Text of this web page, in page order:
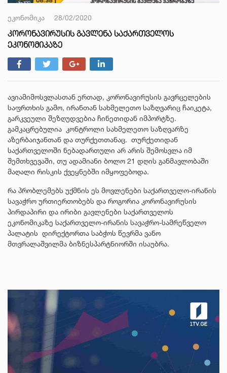
ეკონომიკა 28/02/2020
ᲙᲝᲠᲝᲜᲐᲕᲘᲠᲣᲡᲘᲡ ᲒᲐᲕᲚᲔᲜᲐ ᲡᲐᲥᲐᲠᲗᲕᲔᲚᲝᲡ
ᲔᲙᲝᲜᲝᲛᲘᲙᲐᲖᲔ
ავიამიმოსვლასთან ერთად, კორონავირუსის გავრცელების
საფრთხის გამო, ირანთან სახმელეთო საზღვარიც ჩაიკეტა,
გარკვეული შეზღუდვებია ჩინეთიდან იმპორტზე.
გამკაცრებულია კონტროლი სახმელეთო საზღვარზე
აზერბაიჯანთან და თურქეთთანაც. თურქეთიდან
საქართველოში ნებადართული არ არის შემოსვლა იმ
შემთხვევაში, თუ ადამიანი ბოლო 21 დღის განმავლობაში
მაღალი რისკის ქვეყნებში იმყოფებოდა.
რა პრობლემებს უქმნის ეს მოვლენები საქართველო-ირანის
სავაჭრო ურთიერთობებს და როგორია კორონავირუსის
პირდაპირი და ირიბი გავლენები საქართველოს
ეკონომიკაზე საქართველო-ირანის სავაჭრო-სამრეწველო
პალატის დირექტორთა საბჭოს წევრმა ვანო
მთვრალაშვილმა ბიზნესპარტნიორში ისაუბრა.